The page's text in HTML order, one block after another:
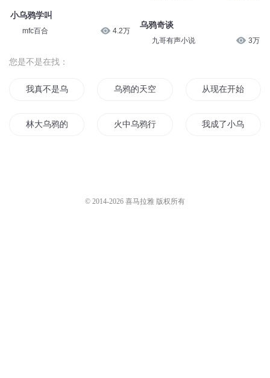
小乌鸦学叫
mfc百合 4.2万
乌鸦奇谈
九哥有声小说 3万
您是不是在找：
我真不是乌鸦嘴 乌鸦的天空 从现在开始我叫
林大乌鸦的妖孽人生 火中乌鸦行 我成了小乌鸦嘴
© 2014-2026 喜马拉雅 版权所有